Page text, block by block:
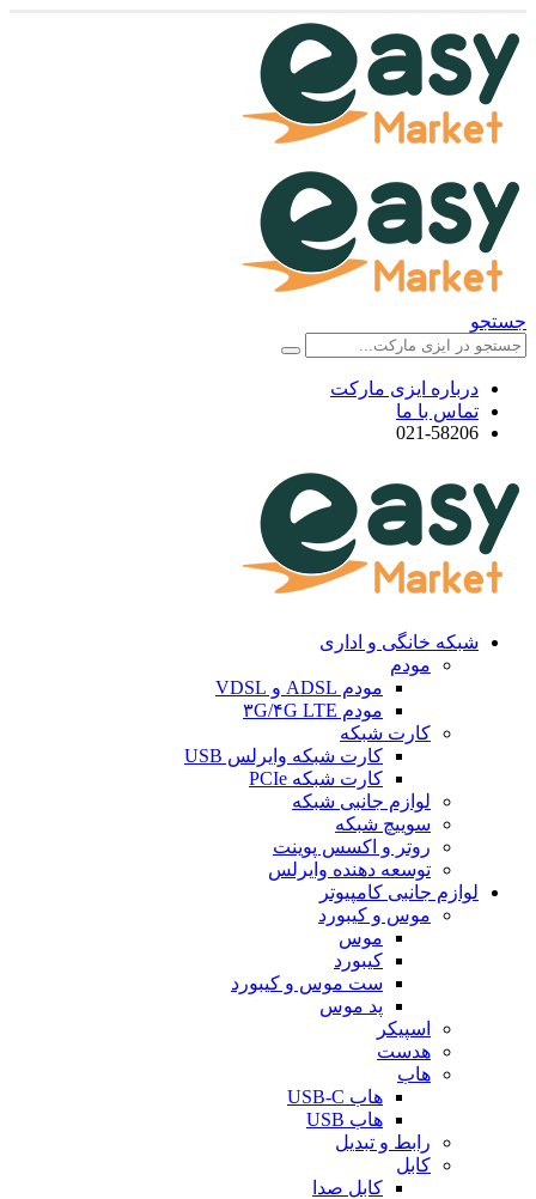
جستجو
درباره ایزی مارکت
تماس با ما
021-58206
شبکه خانگی و اداری
مودم
مودم ADSL و VDSL
مودم ۳G/۴G LTE
کارت شبکه
کارت شبکه وایرلس USB
کارت شبکه PCIe
لوازم جانبی شبکه
سوییچ شبکه
روتر و اکسس پوینت
توسعه دهنده وایرلس
لوازم جانبی کامپیوتر
موس و کیبورد
موس
کیبورد
ست موس و کیبورد
پد موس
اسپیکر
هدست
هاب
هاب USB-C
هاب USB
رابط و تبدیل
کابل
کابل صدا